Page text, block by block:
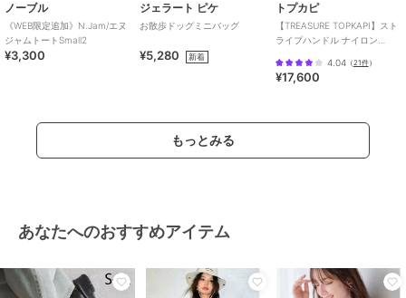
ノーブル
《WEB限定追加》N.Jam/エヌ
ジャムトートSmall2
¥3,300
ジェラート ピケ
お散歩ドッグミニバッグ
¥5,280 新着
トプカピ
【TREASURE TOPKAPI】スト
ライプハンドル ナイロン
4.04 （21件）
¥17,600
もっとみる
あなたへのおすすめアイテム